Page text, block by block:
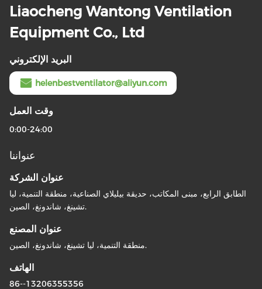
Liaocheng Wantong Ventilation
Equipment Co., Ltd
البريد الإلكتروني
helenbestventilator@aliyun.com
وقت العمل
0:00-24:00
عنواننا
عنوان الشركة
الطابق الرابع، مبنى المكاتب، حديقة بيليلاي الصناعية، منطقة التنمية، ليا
تشينغ، شاندونغ، الصين.
عنوان المصنع
منطقة التنمية، ليا تشينغ، شاندونغ، الصين.
الهاتف
86--13206355356